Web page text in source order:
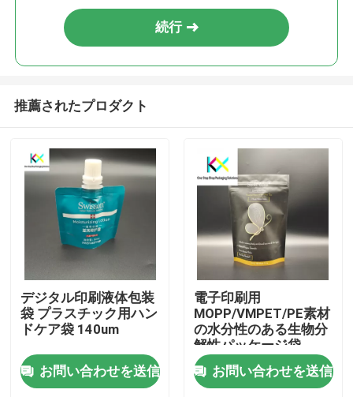
続行
推薦されたプロダクト
デジタル印刷液体包装
袋 プラスチック用ハン
ドケア袋 140um
お問い合わせを送信
電子印刷用
MOPP/VMPET/PE素材
の水分性のある生物分
解性パッケージ袋
お問い合わせを送信